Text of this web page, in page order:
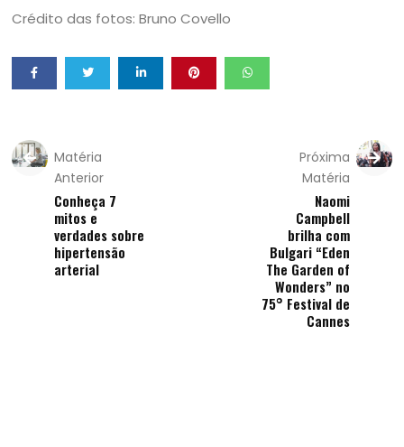
Crédito das fotos: Bruno Covello
Matéria
Anterior
Conheça 7
mitos e
verdades sobre
hipertensão
arterial
Próxima
Matéria
Naomi
Campbell
brilha com
Bulgari “Eden
The Garden of
Wonders” no
75° Festival de
Cannes